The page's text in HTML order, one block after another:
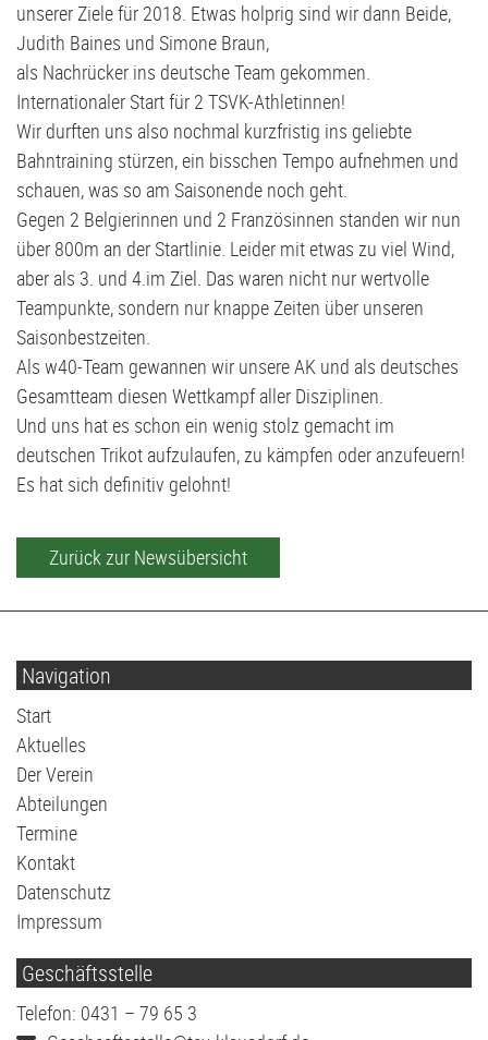
unserer Ziele für 2018. Etwas holprig sind wir dann Beide,
Judith Baines und Simone Braun,
als Nachrücker ins deutsche Team gekommen.
Internationaler Start für 2 TSVK-Athletinnen!
Wir durften uns also nochmal kurzfristig ins geliebte
Bahntraining stürzen, ein bisschen Tempo aufnehmen und
schauen, was so am Saisonende noch geht.
Gegen 2 Belgierinnen und 2 Französinnen standen wir nun
über 800m an der Startlinie. Leider mit etwas zu viel Wind,
aber als 3. und 4.im Ziel. Das waren nicht nur wertvolle
Teampunkte, sondern nur knappe Zeiten über unseren
Saisonbestzeiten.
Als w40-Team gewannen wir unsere AK und als deutsches
Gesamtteam diesen Wettkampf aller Disziplinen.
Und uns hat es schon ein wenig stolz gemacht im
deutschen Trikot aufzulaufen, zu kämpfen oder anzufeuern!
Es hat sich definitiv gelohnt!
Zurück zur Newsübersicht
Navigation
Navigation
überspringen
Start
Aktuelles
Der Verein
Abteilungen
Termine
Kontakt
Datenschutz
Impressum
Geschäftsstelle
Telefon: 0431 – 79 65 3
Volleyball
G2-Jugend - TSV Klausdorf U6